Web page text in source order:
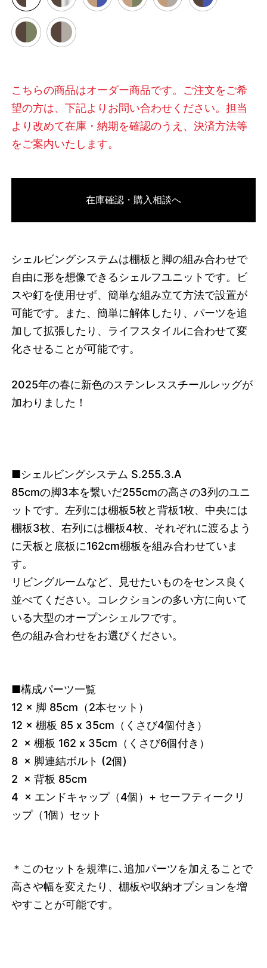
オーク/ホワイト/products/shelving-
system-s-255-3-a?variant=4659396565424884260000
こちらの商品はオーダー商品です。ご注文をご希
望の方は、下記よりお問い合わせください。担当
より改めて在庫・納期を確認のうえ、決済方法等
をご案内いたします。
在庫確認・購入相談へ
シェルビングシステムは棚板と脚の組み合わせで
自由に形を想像できるシェルフユニットです。ビ
スや釘を使用せず、簡単な組み立て方法で設置が
可能です。また、簡単に解体したり、パーツを追
加して拡張したり、ライフスタイルに合わせて変
化させることが可能です。
2025年の春に新色のステンレススチールレッグが
加わりました！
■シェルビングシステム S.255.3.A
85cmの脚3本を繋いだ255cmの高さの3列のユニ
ットです。左列には棚板5枚と背板1枚、中央には
棚板3枚、右列には棚板4枚、それぞれに渡るよう
に天板と底板に162cm棚板を組み合わせていま
す。
リビングルームなど、見せたいものをセンス良く
並べてください。コレクションの多い方に向いて
いる大型のオープンシェルフです。
色の組み合わせをお選びください。
■構成パーツ一覧
12 × 脚 85cm（2本セット）
12 × 棚板 85 x 35cm（くさび4個付き）
2 × 棚板 162 x 35cm（くさび6個付き）
8 × 脚連結ボルト (2個)
2 × 背板 85cm
4 × エンドキャップ（4個）+ セーフティークリ
ップ（1個）セット
＊このセットを規準に､追加パーツを加えることで
高さや幅を変えたり、棚板や収納オプションを増
やすことが可能です。